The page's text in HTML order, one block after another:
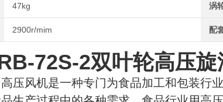
47kg 涡
2900r/mim 配
72S-2双叶轮高压
压风机是一种专门为食品加工和包装行